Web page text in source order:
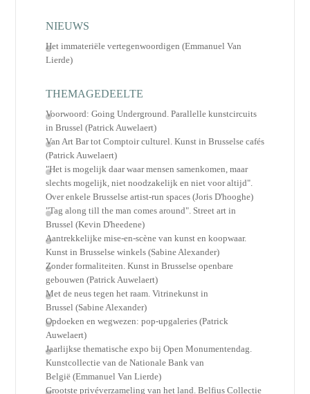
NIEUWS
Het immateriële vertegenwoordigen (Emmanuel Van
Lierde)
THEMAGEDEELTE
Voorwoord: Going Underground. Parallelle kunstcircuits
in Brussel (Patrick Auwelaert)
Van Art Bar tot Comptoir culturel. Kunst in Brusselse cafés
(Patrick Auwelaert)
"Het is mogelijk daar waar mensen samenkomen, maar
slechts mogelijk, niet noodzakelijk en niet voor altijd".
Over enkele Brusselse artist-run spaces (Joris D'hooghe)
"Tag along till the man comes around". Street art in
Brussel (Kevin D'heedene)
Aantrekkelijke mise-en-scène van kunst en koopwaar.
Kunst in Brusselse winkels (Sabine Alexander)
Zonder formaliteiten. Kunst in Brusselse openbare
gebouwen (Patrick Auwelaert)
Met de neus tegen het raam. Vitrinekunst in
Brussel (Sabine Alexander)
Opdoeken en wegwezen: pop-upgaleries (Patrick
Auwelaert)
Jaarlijkse thematische expo bij Open Monumentendag.
Kunstcollectie van de Nationale Bank van
België (Emmanuel Van Lierde)
Grootste privéverzameling van het land. Belfius Collectie